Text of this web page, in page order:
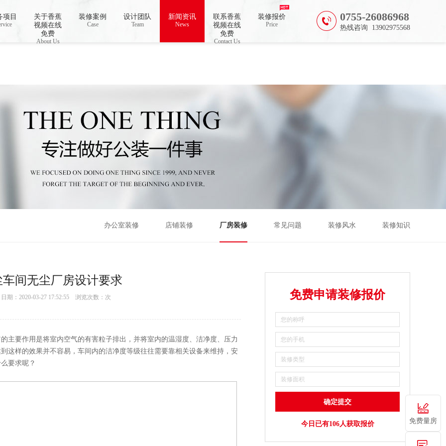
open stream: No such file or directory in /www/wwwroot/Z4.com/func.phpon line
下载,91香蕉APP成人污在线观看
0755-26086968
热线咨询 13902975568
项目
关于香蕉
视频在线
免费
About Us
装修案例
Case
设计团队
Team
新闻资讯
News
联系香蕉
视频在线
免费
Contact Us
装修报价
Price
办公室装修 店铺装修 厂房装修 常见问题 装修风水 装修知识
间无尘厂房设计要求
：2020-03-27 17:52:55 浏览次数： 次
主要作用是将室内空气的有害粒子排出，并将室内的温湿度、洁净度、压力
这样的效果并不容易，车间内的洁净度等级往往需要靠相关设备来维持，安
要求呢？
免费申请装修报价
今日已有106人获取报价 免费量房